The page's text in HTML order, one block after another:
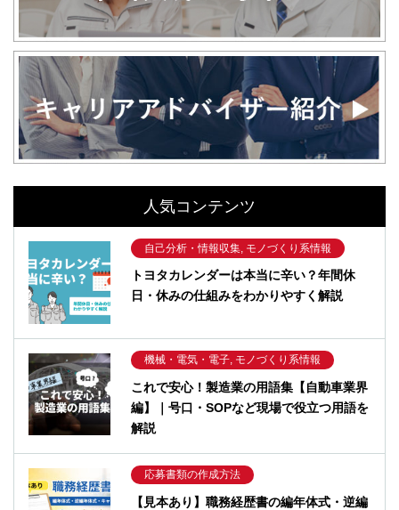
人気コンテンツ
自己分析・情報収集, モノづくり系情報
トヨタカレンダーは本当に辛い？年間休
日・休みの仕組みをわかりやすく解説
機械・電気・電子, モノづくり系情報
これで安心！製造業の用語集【自動車業界
編】｜号口・SOPなど現場で役立つ用語を
解説
応募書類の作成方法
【見本あり】職務経歴書の編年体式・逆編